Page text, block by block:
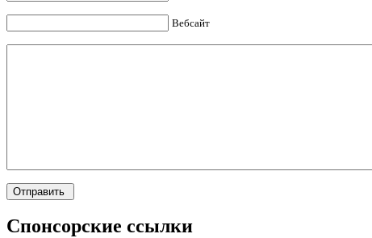
Вебсайт
Спонсорские ссылки